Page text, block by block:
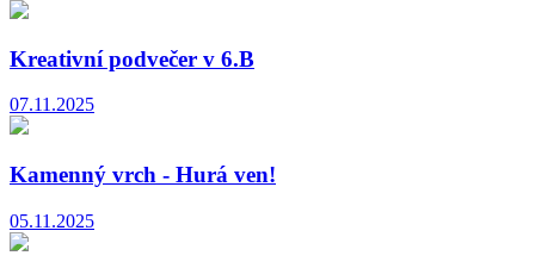
Kreativní podvečer v 6.B
07.11.2025
Kamenný vrch - Hurá ven!
05.11.2025